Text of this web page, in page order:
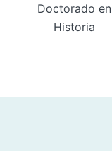
Doctorado en
Historia